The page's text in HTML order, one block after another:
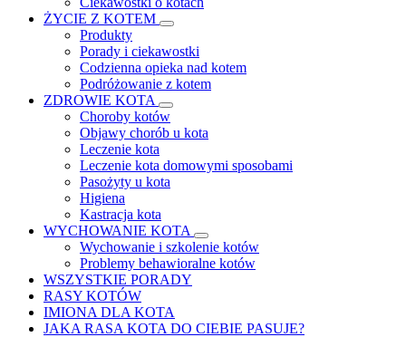
ŻYCIE Z KOTEM
Produkty
Porady i ciekawostki
Codzienna opieka nad kotem
Podróżowanie z kotem
ZDROWIE KOTA
Choroby kotów
Objawy chorób u kota
Leczenie kota
Leczenie kota domowymi sposobami
Pasożyty u kota
Higiena
Kastracja kota
WYCHOWANIE KOTA
Wychowanie i szkolenie kotów
Problemy behawioralne kotów
WSZYSTKIE PORADY
RASY KOTÓW
IMIONA DLA KOTA
JAKA RASA KOTA DO CIEBIE PASUJE?